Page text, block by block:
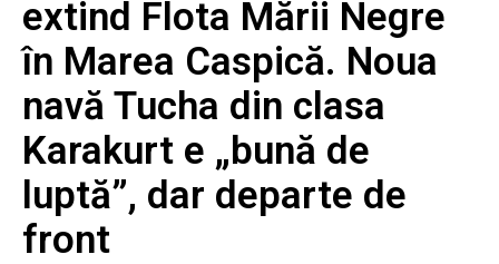
extind Flota Mării Negre
în Marea Caspică. Noua
navă Tucha din clasa
Karakurt e „bună de
luptă”, dar departe de
front